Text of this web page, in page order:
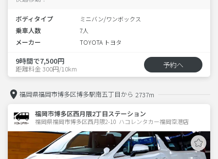
ボディタイプ ミニバン/ワンボックス
乗車人数 7人
メーカー TOYOTA トヨタ
9時間で7,500円
距離料金 300円/10km 予約へ
福岡県福岡市博多区博多駅南五丁目から 2737m
福岡市博多区西月隈2丁目ステーション
福岡県福岡市博多区西月隈2-10  ハコレンタカー福岡空港店